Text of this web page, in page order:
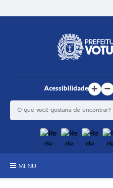
Acessibilidade
MENU